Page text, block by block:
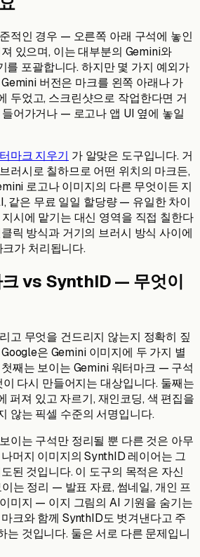
적인 경우 — 오른쪽 아래 구석에 놓인
있으며, 이는 대부분의 Gemini와
를 포괄합니다. 하지만 몇 가지 예외가
버전은 마크를 왼쪽 아래나 가
두었고, 스크린샷으로 작업한다면 거
어가거나 — 로고나 앱 UI 옆에 놓일
마크 지우기 가 알맞은 도구입니다. 거
러시로 칠하므로 어떤 위치의 마크든,
로고나 이미지의 다른 무엇이든 지
같은 무료 일일 할당량 — 유일한 차이
시에 맡기는 대신 영역을 직접 칠한다
릭 방식과 거기의 브러시 방식 사이에
가 처리됩니다.
vs SynthID — 무엇이
고 무엇을 건드리지 않는지 정확히 짚
은 Gemini 이미지에 두 가지 별
째는 보이는 Gemini 워터마크 — 구석
다시 만들어지는 대상입니다. 둘째는
퍼져 있고 자르기, 재인코딩, 색 편집을
않는 픽셀 수준의 서명입니다.
이는 구석만 정리될 뿐 다른 것은 아무
머지 이미지의 SynthID 레이어는 그
된 것입니다. 이 도구의 목적은 자신
는 정리 — 발표 자료, 썸네일, 개인 프
미지 — 이지 그림의 AI 기원을 숨기는
크와 함께 SynthID도 벗겨낸다고 주
는 것입니다. 둘은 서로 다른 문제입니